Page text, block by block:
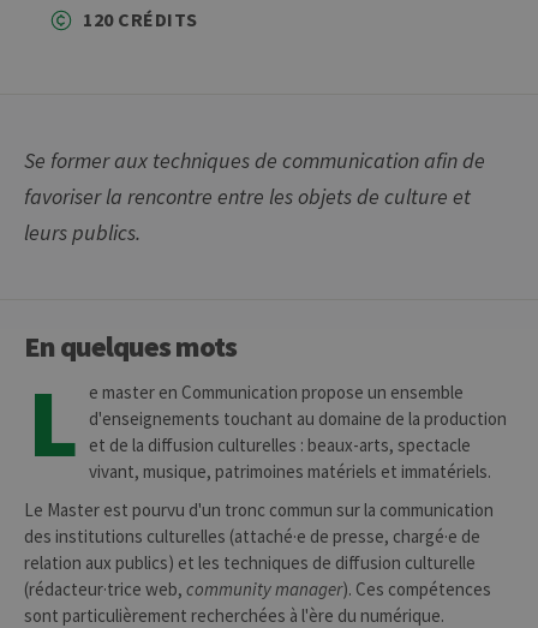
120 CRÉDITS
Se former aux techniques de communication afin de
favoriser la rencontre entre les objets de culture et
leurs publics.
En quelques mots
L
e master en Communication propose un ensemble
d'enseignements touchant au domaine de la production
et de la diffusion culturelles : beaux-arts, spectacle
vivant, musique, patrimoines matériels et immatériels.
Le Master est pourvu d'un tronc commun sur la communication
des institutions culturelles (attaché·e de presse, chargé·e de
relation aux publics) et les techniques de diffusion culturelle
(rédacteur·trice web, community manager). Ces compétences
sont particulièrement recherchées à l'ère du numérique.